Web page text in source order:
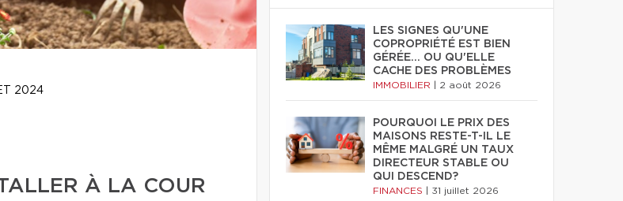
2024
À LA COUR
LES SIGNES QU'UNE
COPROPRIÉTÉ EST BIEN
GÉRÉE… OU QU'ELLE
CACHE DES PROBLÈMES
IMMOBILIER 2 août 2026
POURQUOI LE PRIX DES
MAISONS RESTE-T-IL LE
MÊME MALGRÉ UN TAUX
DIRECTEUR STABLE OU
QUI DESCEND?
FINANCES 31 juillet 2026